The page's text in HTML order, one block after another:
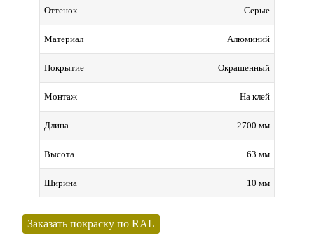
Оттенок Серые
Материал Алюминий
Покрытие Окрашенный
Монтаж На клей
Длина 2700 мм
Высота 63 мм
Ширина 10 мм
Заказать покраску по RAL